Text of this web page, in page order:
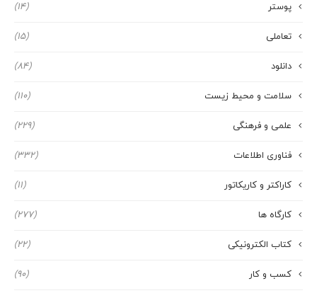
پوستر (14)
تعاملی (15)
دانلود (84)
سلامت و محیط زیست (110)
علمی و فرهنگی (229)
فناوری اطلاعات (332)
کاراکتر و کاریکاتور (11)
کارگاه ها (277)
کتاب الکترونیکی (22)
کسب و کار (90)